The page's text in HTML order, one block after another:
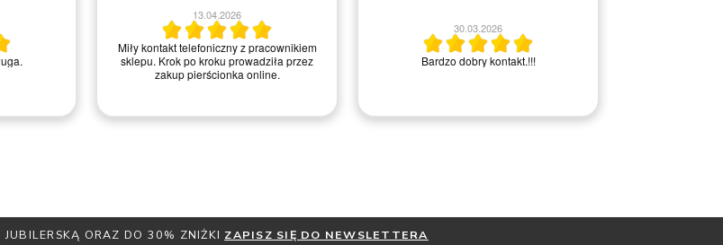
13.04.2026
Miły kontakt telefoniczny z pracownikiem
sklepu. Krok po kroku prowadziła przez
zakup pierścionka online.
30.03.2026
Bardzo dobry kontakt.!!!
JUBILERSKĄ ORAZ DO 30% ZNIŻKI ZAPISZ SIĘ DO NEWSLETTERA